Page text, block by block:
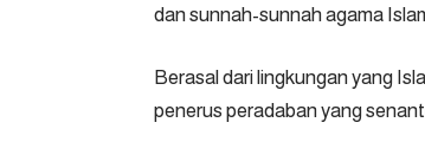
dan sunnah-sunnah agama
Berasal dari lingkungan yang
penerus peradaban yang